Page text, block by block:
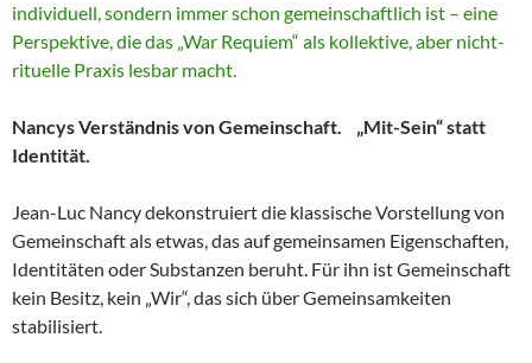
individuell, sondern immer schon gemeinschaftlich ist – eine
Perspektive, die das „War Requiem“ als kollektive, aber nicht-
rituelle Praxis lesbar macht.
Nancys Verständnis von Gemeinschaft. „Mit-Sein“ statt
Identität.
Jean-Luc Nancy dekonstruiert die klassische Vorstellung von
Gemeinschaft als etwas, das auf gemeinsamen Eigenschaften,
Identitäten oder Substanzen beruht. Für ihn ist Gemeinschaft
kein Besitz, kein „Wir“, das sich über Gemeinsamkeiten
stabilisiert.